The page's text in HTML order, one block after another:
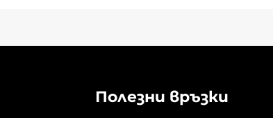
Полезни връзки